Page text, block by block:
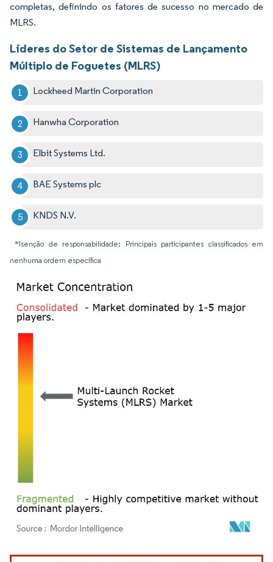
completas, definindo os fatores de sucesso no mercado de
MLRS.
Líderes do Setor de Sistemas de Lançamento
Múltiplo de Foguetes (MLRS)
Lockheed Martin Corporation
Hanwha Corporation
Elbit Systems Ltd.
BAE Systems plc
KNDS N.V.
*Isenção de responsabilidade: Principais participantes classificados em
nenhuma ordem específica
Imagem © Mordor Intelligence. O reuso requer atribuição conforme CC BY 4.0.